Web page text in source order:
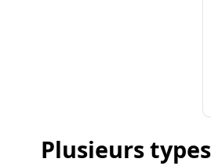
Plusieurs